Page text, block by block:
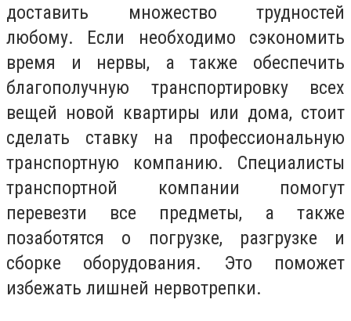
доставить множество трудностей
любому. Если необходимо сэкономить
время и нервы, а также обеспечить
благополучную транспортировку всех
вещей новой квартиры или дома, стоит
сделать ставку на профессиональную
транспортную компанию. Специалисты
транспортной компании помогут
перевезти все предметы, а также
позаботятся о погрузке, разгрузке и
сборке оборудования. Это поможет
избежать лишней нервотрепки.